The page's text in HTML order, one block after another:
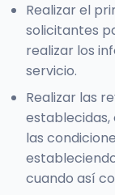
Realizar el
solicitantes
realizar los
servicio.
Realizar las
las
cuando así